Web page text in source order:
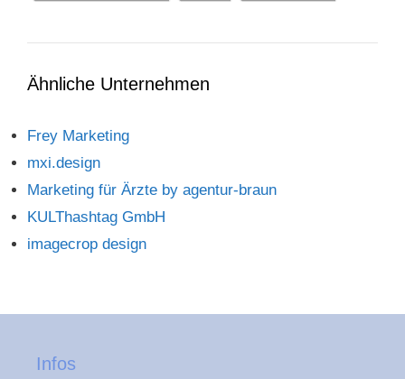
Ähnliche Unternehmen
Frey Marketing
mxi.design
Marketing für Ärzte by agentur-braun
KULThashtag GmbH
imagecrop design
Infos